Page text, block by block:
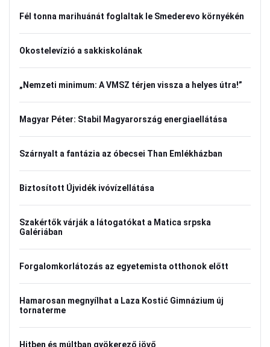
Fél tonna marihuánát foglaltak le Smederevo környékén
Okostelevízió a sakkiskolának
„Nemzeti minimum: A VMSZ térjen vissza a helyes útra!”
Magyar Péter: Stabil Magyarország energiaellátása
Szárnyalt a fantázia az óbecsei Than Emlékházban
Biztosított Újvidék ivóvízellátása
Szakértők várják a látogatókat a Matica srpska
Galériában
Forgalomkorlátozás az egyetemista otthonok előtt
Hamarosan megnyílhat a Laza Kostić Gimnázium új
tornaterme
Hitben és múltban gyökerező jövő